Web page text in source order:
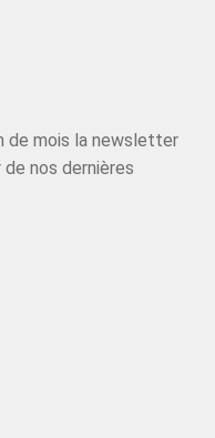
de mois la newsletter
nos dernières